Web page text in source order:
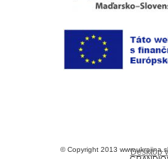
© Copyright 2013 Desktop